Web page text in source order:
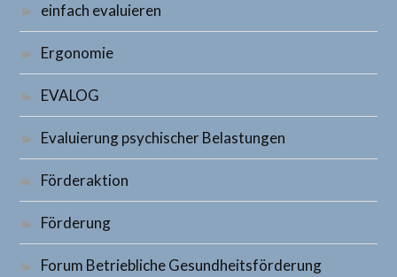
einfach evaluieren
Ergonomie
EVALOG
Evaluierung psychischer Belastungen
Förderaktion
Förderung
Forum Betriebliche Gesundheitsförderung